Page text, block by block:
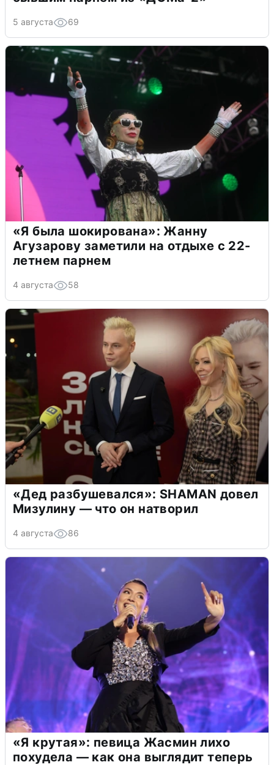
5 августа 69
«Я была шокирована»: Жанну
Агузарову заметили на отдыхе с 22-
летнем парнем
4 августа 58
«Дед разбушевался»: SHAMAN довел
Мизулину — что он натворил
4 августа 86
«Я крутая»: певица Жасмин лихо
похудела — как она выглядит теперь